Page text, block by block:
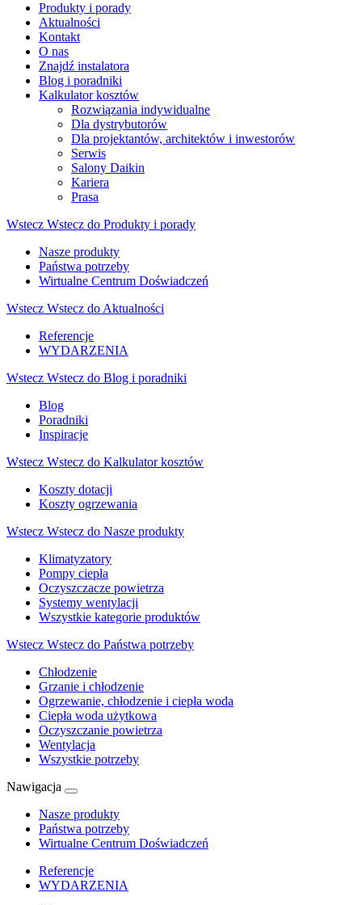
Produkty i porady
Aktualności
Kontakt
O nas
Znajdź instalatora
Blog i poradniki
Kalkulator kosztów
Rozwiązania indywidualne
Dla dystrybutorów
Dla projektantów, architektów i inwestorów
Serwis
Salony Daikin
Kariera
Prasa
Wstecz Wstecz do Produkty i porady
Nasze produkty
Państwa potrzeby
Wirtualne Centrum Doświadczeń
Wstecz Wstecz do Aktualności
Referencje
WYDARZENIA
Wstecz Wstecz do Blog i poradniki
Blog
Poradniki
Inspiracje
Wstecz Wstecz do Kalkulator kosztów
Koszty dotacji
Koszty ogrzewania
Wstecz Wstecz do Nasze produkty
Klimatyzatory
Pompy ciepła
Oczyszczacze powietrza
Systemy wentylacji
Wszystkie kategorie produktów
Wstecz Wstecz do Państwa potrzeby
Chłodzenie
Grzanie i chłodzenie
Ogrzewanie, chłodzenie i ciepła woda
Ciepła woda użytkowa
Oczyszczanie powietrza
Wentylacja
Wszystkie potrzeby
Nawigacja
Nasze produkty
Państwa potrzeby
Wirtualne Centrum Doświadczeń
Referencje
WYDARZENIA